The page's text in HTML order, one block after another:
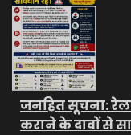
जनहित सूचना:
कराने के दावों से